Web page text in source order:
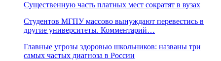
Существенную часть платных мест сократят в вузах
Студентов МГПУ массово вынуждают перевестись в
другие университеты. Комментарий…
Главные угрозы здоровью школьников: названы три
самых частых диагноза в России